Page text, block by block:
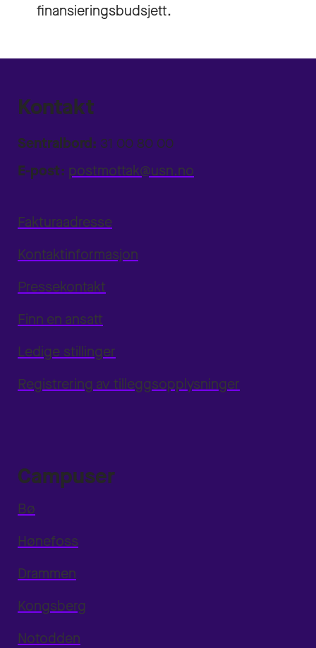
finansieringsbudsjett.
Kontakt
Sentralbord: 31 00 80 00
E-post: postmottak@usn.no
Fakturaadresse
Kontaktinformasjon
Pressekontakt
Finn en ansatt
Ledige stillinger
Registrering av tilleggsopplysninger
Campuser
Bø
Hønefoss
Drammen
Kongsberg
Notodden